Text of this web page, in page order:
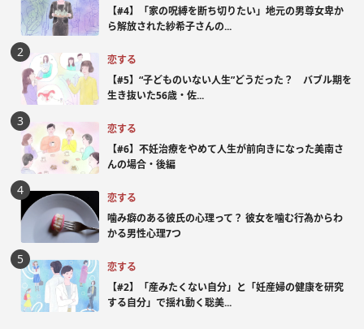
【#4】「家の呪縛を断ち切りたい」地元の男尊女卑か
ら解放された紗希子さんの...
恋する
【#5】“子どものいない人生”どうだった？ バブル期を
生き抜いた56歳・佐...
恋する
【#6】不妊治療をやめて人生が前向きになった美南さ
んの場合・後編
恋する
噛み癖のある彼氏の心理って？ 彼女を噛む行為からわ
かる男性心理7つ
恋する
【#2】「産みたくない自分」と「妊産婦の健康を研究
する自分」で揺れ動く聡美...